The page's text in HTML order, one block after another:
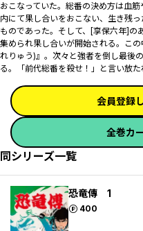
おこなっていた。総番の決め方は血
内にて果し合いをおこない、生き残
ものであった。そして、[享保六年]の
集められ果し合いが開始される。こ
れりゅう)』。次々と強者を倒し最後
る。「前代総番を殺せ！」と言い放
会員登録
全巻カ
同シリーズ一覧
恐竜傳 1
400
ポイント